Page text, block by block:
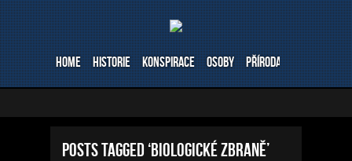
Home Historie Konspirace Osoby Příroda Stavby
Posts Tagged ‘biologické zbraně’